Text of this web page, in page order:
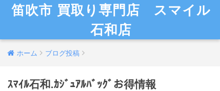
笛吹市 買取り専門店 スマイル
石和店
ホーム ブログ投稿
ｽﾏｲﾙ石和.ｶｼﾞｭｱﾙﾊﾞｯｸﾞお得情報